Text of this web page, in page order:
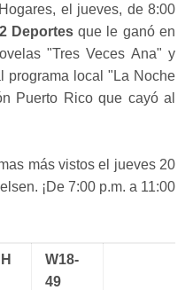
el jueves, de 8:00
Deportesque le ganó en
"Tres Veces Ana" y
programa local "La Noche
Puerto Rico que cayó al
más vistos el jueves 20
¡De 7:00 p.m. a 11:00
W18-
49